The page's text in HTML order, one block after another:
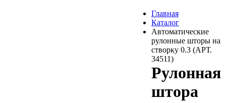
Главная
Каталог
Автоматические
рулонные шторы на
створку 0.3 (АРТ.
34511)
Рулонная
штора